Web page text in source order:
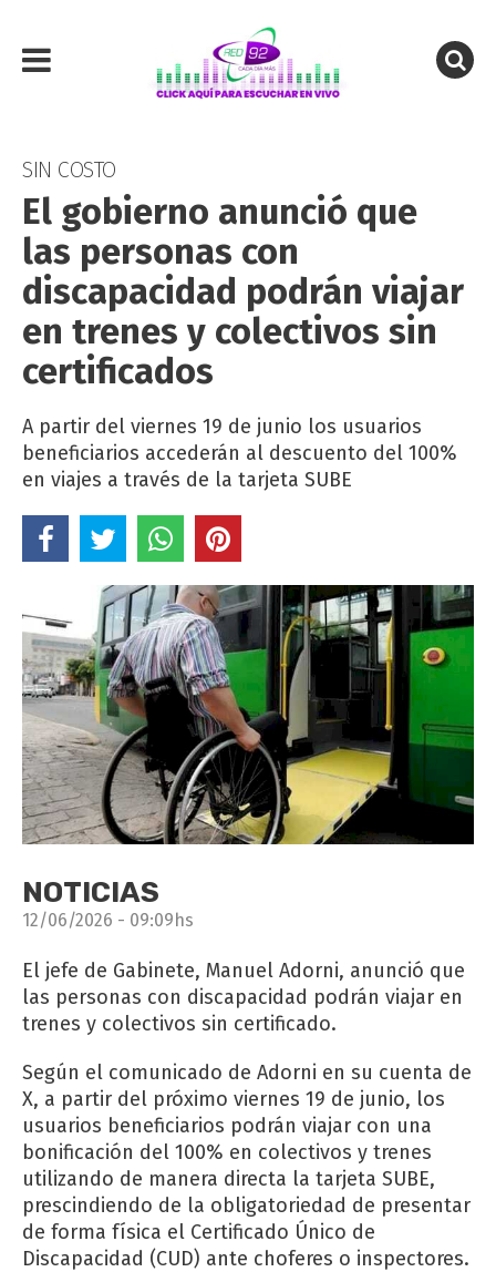
SIN COSTO
El gobierno anunció que
las personas con
discapacidad podrán viajar
en trenes y colectivos sin
certificados
A partir del viernes 19 de junio los usuarios
beneficiarios accederán al descuento del 100%
en viajes a través de la tarjeta SUBE
NOTICIAS
12/06/2026 - 09:09hs
El jefe de Gabinete, Manuel Adorni, anunció que
las personas con discapacidad podrán viajar en
trenes y colectivos sin certificado.
Según el comunicado de Adorni en su cuenta de
X, a partir del próximo viernes 19 de junio, los
usuarios beneficiarios podrán viajar con una
bonificación del 100% en colectivos y trenes
utilizando de manera directa la tarjeta SUBE,
prescindiendo de la obligatoriedad de presentar
de forma física el Certificado Único de
Discapacidad (CUD) ante choferes o inspectores.